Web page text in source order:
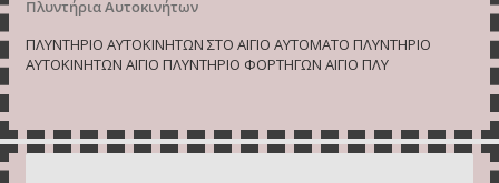
Πλυντήρια Αυτοκινήτων
ΠΛΥΝΤΗΡΙΟ ΑΥΤΟΚΙΝΗΤΩΝ ΣΤΟ ΑΙΓΙΟ ΑΥΤΟΜΑΤΟ ΠΛΥΝΤΗΡΙΟ
ΑΥΤΟΚΙΝΗΤΩΝ ΑΙΓΙΟ ΠΛΥΝΤΗΡΙΟ ΦΟΡΤΗΓΩΝ ΑΙΓΙΟ ΠΛΥ